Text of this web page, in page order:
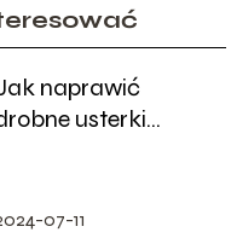
naprawić
usterki
07-11